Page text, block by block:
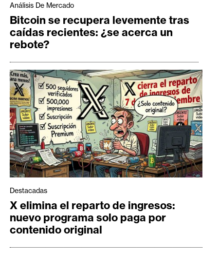
Análisis De Mercado
Bitcoin se recupera levemente tras
caídas recientes: ¿se acerca un
rebote?
Destacadas
X elimina el reparto de ingresos:
nuevo programa solo paga por
contenido original